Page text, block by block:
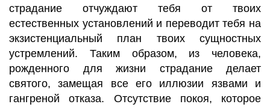
страдание отчуждают тебя от твоих
естественных установлений и переводит тебя на
экзистенциальный план твоих сущностных
устремлений. Таким образом, из человека,
рожденного для жизни страдание делает
святого, замещая все его иллюзии язвами и
гангреной отказа. Отсутствие покоя, которое